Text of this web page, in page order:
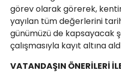
görev olarak görerek,
yayılan tüm değerlerini
günümüzü de kapsayacak
çalışmasıyla kayıt altına
VATANDAŞIN ÖNERİLERİ